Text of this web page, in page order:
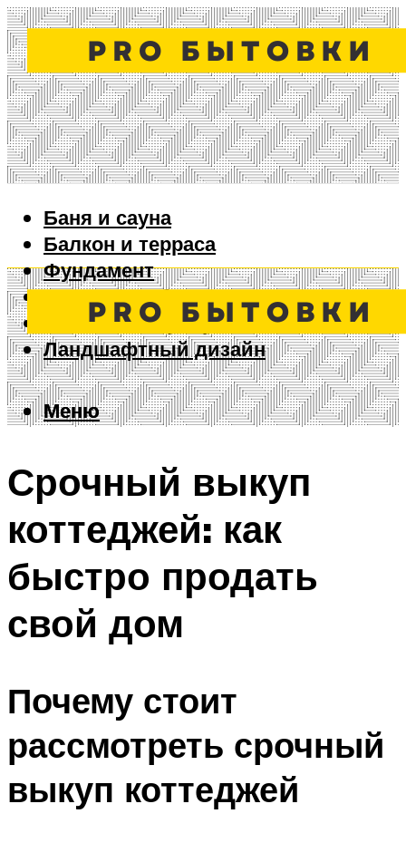
Баня и сауна
Балкон и терраса
Фундамент
Ворота и забор
Дизайн интерьера
Ландшафтный дизайн
Меню
Меню
Срочный выкуп
коттеджей: как
быстро продать
свой дом
Почему стоит
рассмотреть срочный
выкуп коттеджей